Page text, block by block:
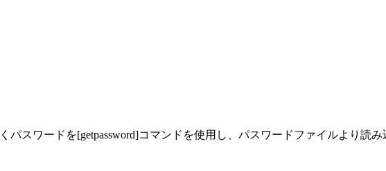
スワードを[getpassword]コマンドを使用し、パスワードファイルより読み